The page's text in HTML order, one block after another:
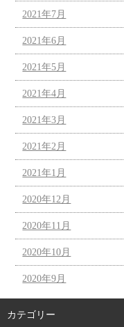
2021年7月
2021年6月
2021年5月
2021年4月
2021年3月
2021年2月
2021年1月
2020年12月
2020年11月
2020年10月
2020年9月
カテゴリー